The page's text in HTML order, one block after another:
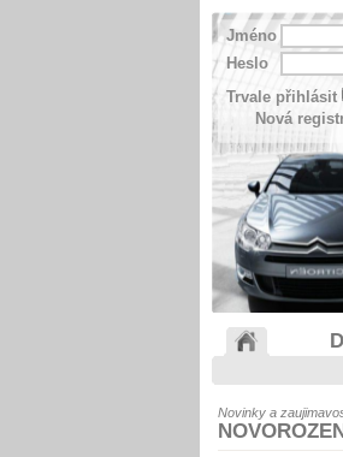
Jméno
Heslo
Trvale přihlásit
Nová
Novinky a